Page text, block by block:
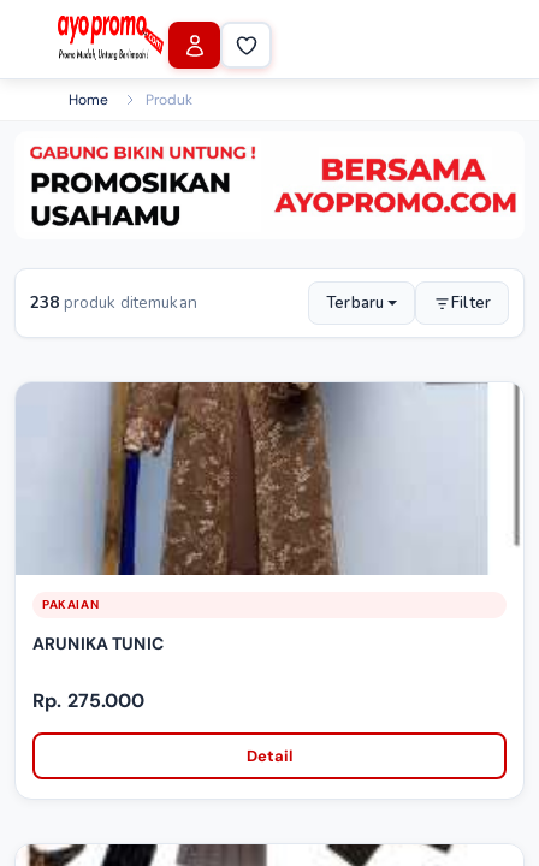
Home Produk
238 produk ditemukan Terbaru Filter
PAKAIAN
ARUNIKA TUNIC
Rp. 275.000
Detail